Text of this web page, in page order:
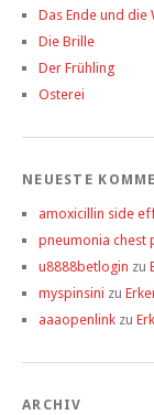
Das Ende und die
Die Brille
Der Frühling
Osterei
NEUESTE
amoxicillin side
pneumonia chest
u8888betlogin zu
myspinsini zu
aaaopenlink zu
ARCHIV